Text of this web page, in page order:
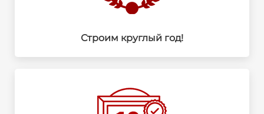
Строим круглый год!